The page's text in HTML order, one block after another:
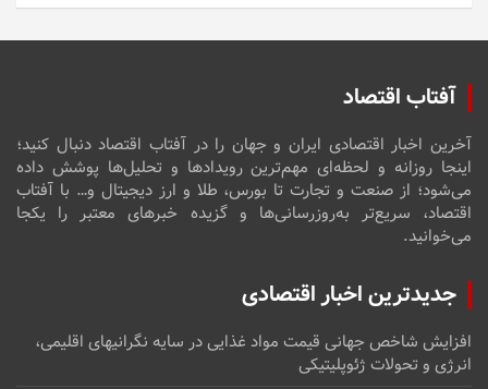
آفتاب اقتصاد
آخرین اخبار اقتصادی ایران و جهان را در آفتاب اقتصاد دنبال کنید؛
اینجا روزانه و لحظه‌ای مهم‌ترین رویدادها و تحلیل‌ها پوشش داده
می‌شود؛ از صنعت و تجارت تا بورس، طلا و ارز دیجیتال و… با آفتاب
اقتصاد، سریع‌تر به‌روزرسانی‌ها و گزیده خبرهای معتبر را یکجا
می‌خوانید.
جدیدترین اخبار اقتصادی
افزایش شاخص جهانی قیمت مواد غذایی در سایه نگرانیهای اقلیمی،
انرژی و تحولات ژئوپلیتیکی